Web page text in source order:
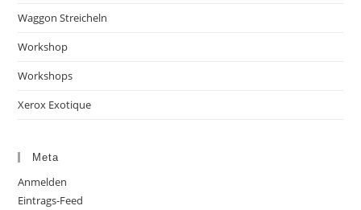
Waggon Streicheln
Workshop
Workshops
Xerox Exotique
Meta
Anmelden
Eintrags-Feed